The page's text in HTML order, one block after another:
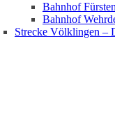
Bahnhof
Bahnhof
Strecke Völklingen –